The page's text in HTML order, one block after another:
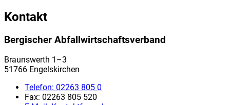
Kontakt
Bergischer Abfallwirtschaftsverband
Braunswerth 1–3
51766 Engelskirchen
Telefon: 02263 805 0
Fax: 02263 805 520